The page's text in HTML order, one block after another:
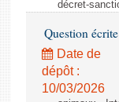
décret-
Question
Date de
dépôt :
10/03/2026